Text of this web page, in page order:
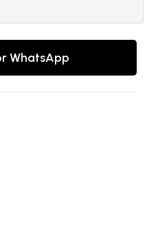
WhatsApp